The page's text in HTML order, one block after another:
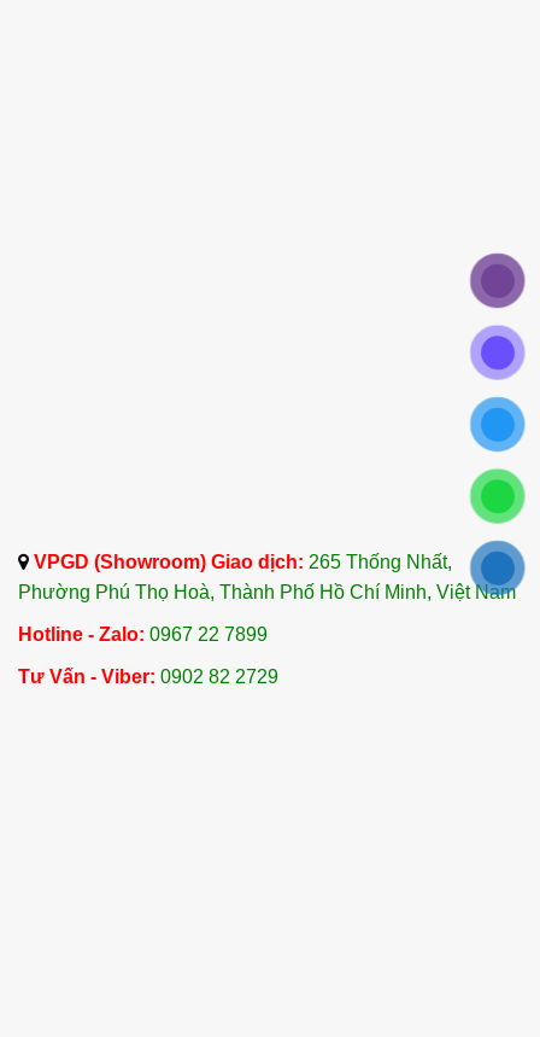
VPGD (Showroom) Giao dịch: 265 Thống Nhất,
Phường Phú Thọ Hoà, Thành Phố Hồ Chí Minh, Việt Nam
Hotline - Zalo: 0967 22 7899
Tư Vấn - Viber: 0902 82 2729